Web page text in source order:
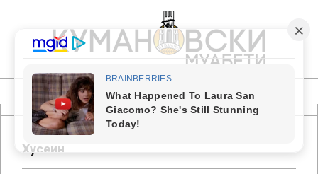
content
КУМАНОВСКИ
МУАБЕТИ
Primary
Navigation
MenuХусеин